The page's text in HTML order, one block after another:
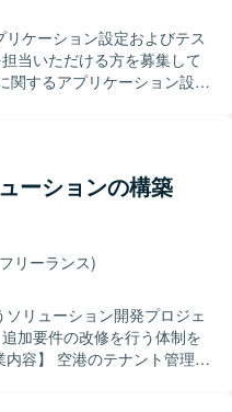
リケーション設定およびテス
当いただける方を募集して
的には、Excelベースでの設
イル作成、汎用ツールのソ
配信サービスの設定確認、
せたシステムとツールの連
務に主体的に取り組んでい
用いた作業に対して責任感
ける方が望ましいです。
わるアプリケーション設定や
広い工程に携わることがで
つ、業務フローに沿ったシ
ーションの構築
リーランス)
ソリューション開発プロジェ
加要件の改修を行う体制を